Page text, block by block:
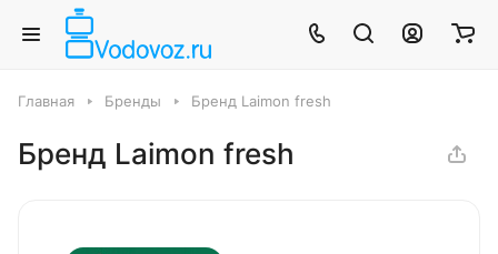
Главная Бренды Бренд Laimon fresh
Бренд Laimon fresh